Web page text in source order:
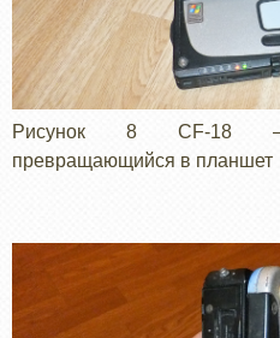
Рисунок 8 CF-18 –
превращающийся в